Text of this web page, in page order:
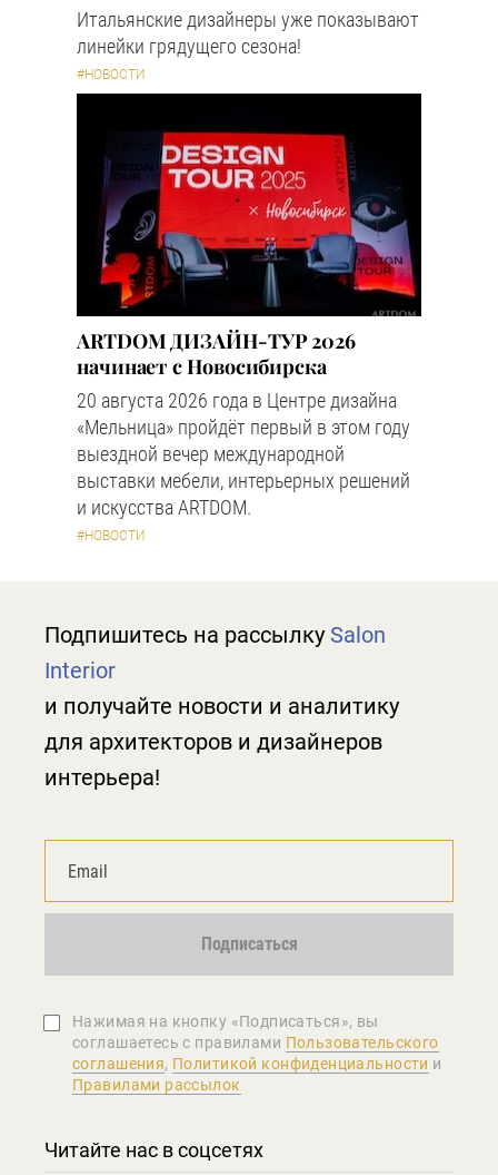
Итальянские дизайнеры уже показывают
линейки грядущего сезона!
#НОВОСТИ
ARTDOM ДИЗАЙН-ТУР 2026
начинает с Новосибирска
20 августа 2026 года в Центре дизайна
«Мельница» пройдёт первый в этом году
выездной вечер международной
выставки мебели, интерьерных решений
и искусства ARTDOM.
#НОВОСТИ
Подпишитесь на рассылку Salon
Interior
и получайте новости и аналитику
для архитекторов и дизайнеров
интерьера!
Подписаться
Нажимая на кнопку «Подписаться», вы
соглашаетеcь с правилами Пользовательского
соглашения, Политикой конфиденциальности и
Правилами рассылок
Читайте нас в соцсетях